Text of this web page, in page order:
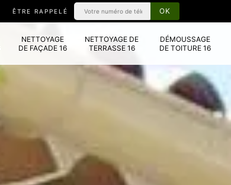
ÊTRE RAPPELÉ
NETTOYAGE
DE FAÇADE 16
NETTOYAGE DE
TERRASSE 16
DÉMOUSSAGE
DE TOITURE 16